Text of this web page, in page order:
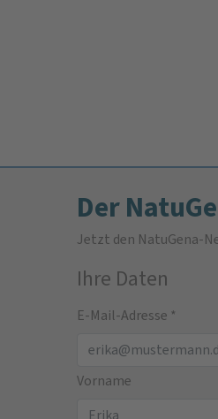
Der
Jetzt den NatuGena-
Ihre Daten
E-Mail-Adresse *
Vorname